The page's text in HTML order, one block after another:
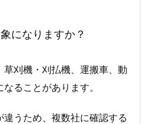
になりますか？
刈機・刈払機、運搬車、動
ることがあります。
うため、複数社に確認する